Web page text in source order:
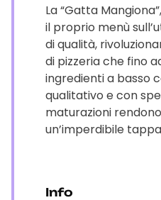
La “Gatta
il proprio menù
di qualità,
di pizzeria che fino
ingredienti a basso
qualitativo e con
maturazioni
un’imperdibile
Info